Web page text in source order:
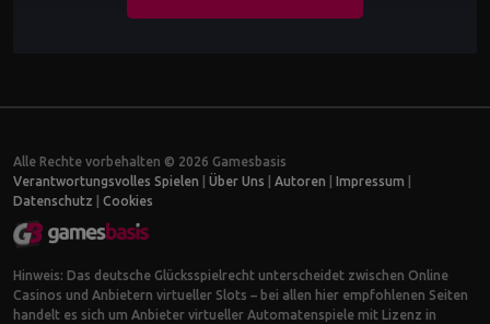
Alle Rechte vorbehalten © 2026 Gamesbasis
Verantwortungsvolles Spielen
Über Uns Autoren Impressum
Datenschutz
Cookies
Hinweis: Das deutsche Glücksspielrecht unterscheidet zwischen Online
Casinos und Anbietern virtueller Slots – bei allen hier empfohlenen Seiten
handelt es sich um Anbieter virtueller Automatenspiele mit Lizenz in